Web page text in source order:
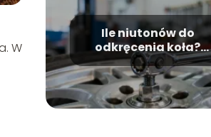
W
Ile niutonów do
odkręcenia koła?
Moment dokręcania
śrub